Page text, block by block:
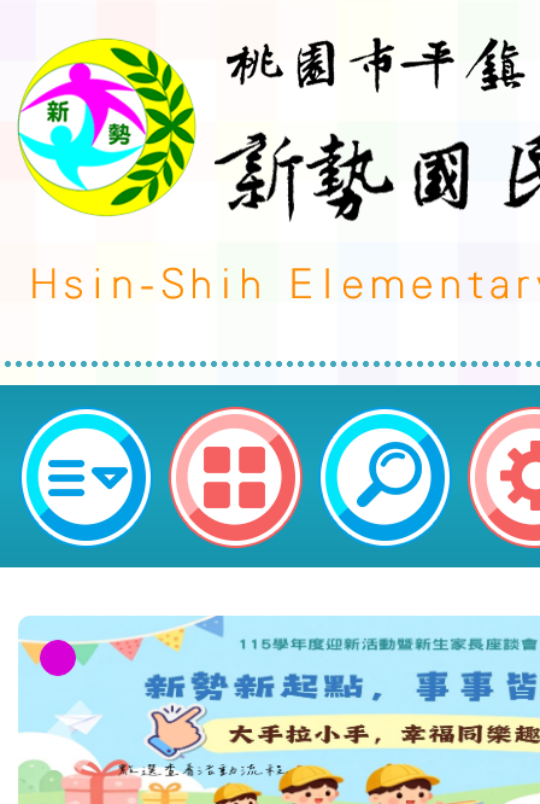
轉知本市體育總會跆拳道委員會辦
市運動會—市長盃跆拳道錦標賽」
園市平鎮區新勢國民小學